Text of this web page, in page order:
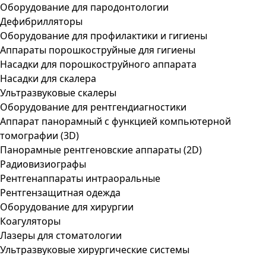
Оборудование для пародонтологии
Дефибрилляторы
Оборудование для профилактики и гигиены
Аппараты порошкоструйные для гигиены
Насадки для порошкоструйного аппарата
Насадки для скалера
Ультразвуковые скалеры
Оборудование для рентгендиагностики
Аппарат панорамный с функцией компьютерной
томографии (3D)
Панорамные рентгеновские аппараты (2D)
Радиовизиографы
Рентгенаппараты интраоральные
Рентгензащитная одежда
Оборудование для хирургии
Коагуляторы
Лазеры для стоматологии
Ультразвуковые хирургические системы